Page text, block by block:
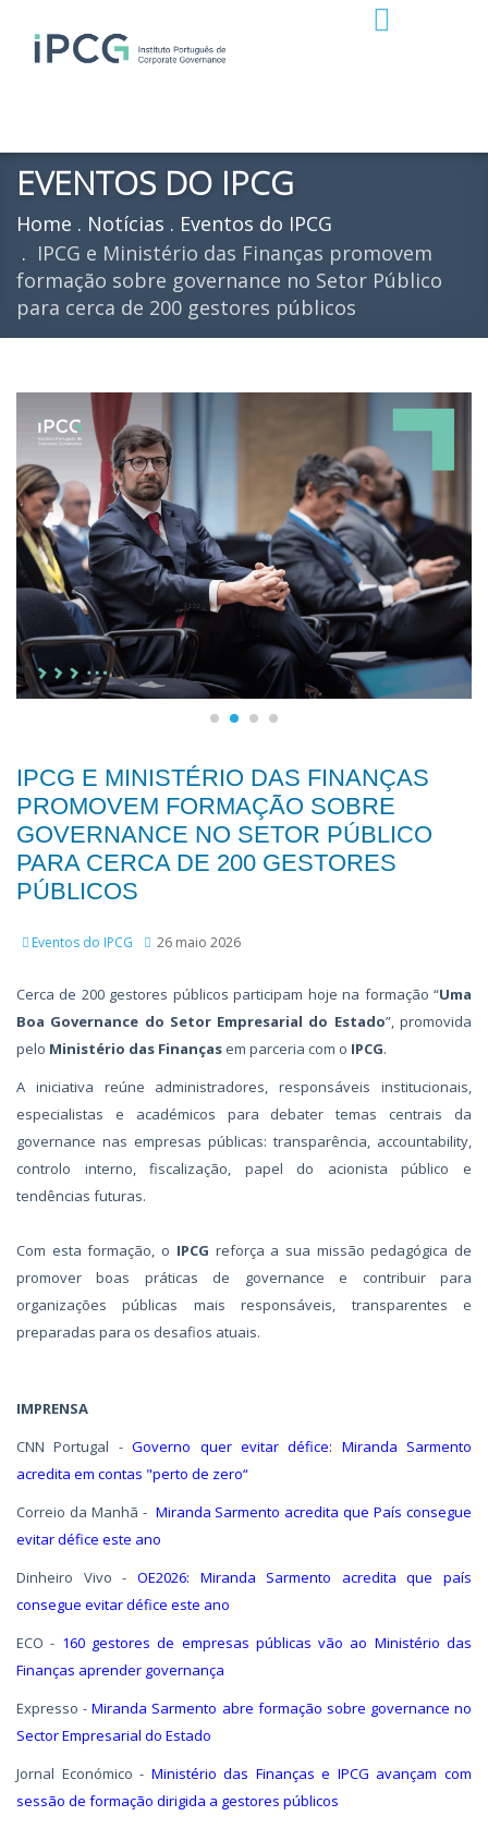
EVENTOS DO IPCG
Home Notícias
Eventos do IPCG
IPCG e Ministério das Finanças promovem
formação sobre governance no Setor Público
para cerca de 200 gestores públicos
IPCG E MINISTÉRIO DAS FINANÇAS
PROMOVEM FORMAÇÃO SOBRE
GOVERNANCE NO SETOR PÚBLICO
PARA CERCA DE 200 GESTORES
PÚBLICOS
Eventos do IPCG 26 maio 2026
Cerca de 200 gestores públicos participam hoje na formação “Uma
Boa Governance do Setor Empresarial do Estado”, promovida
pelo Ministério das Finanças em parceria com o IPCG.
A iniciativa reúne administradores, responsáveis institucionais,
especialistas e académicos para debater temas centrais da
governance nas empresas públicas: transparência, accountability,
controlo interno, fiscalização, papel do acionista público e
tendências futuras.
Com esta formação, o IPCG reforça a sua missão pedagógica de
promover boas práticas de governance e contribuir para
organizações públicas mais responsáveis, transparentes e
preparadas para os desafios atuais.
IMPRENSA
CNN Portugal -Governo quer evitar défice: Miranda Sarmento
acredita em contas "perto de zero“
Correio da Manhã - Miranda Sarmento acredita que País consegue
evitar défice este ano
Dinheiro Vivo - OE2026: Miranda Sarmento acredita que país
consegue evitar défice este ano
ECO - 160 gestores de empresas públicas vão ao Ministério das
Finanças aprender governança
Expresso -Miranda Sarmento abre formação sobre governance no
Sector Empresarial do Estado
Jornal Económico - Ministério das Finanças e IPCG avançam com
sessão de formação dirigida a gestores públicos